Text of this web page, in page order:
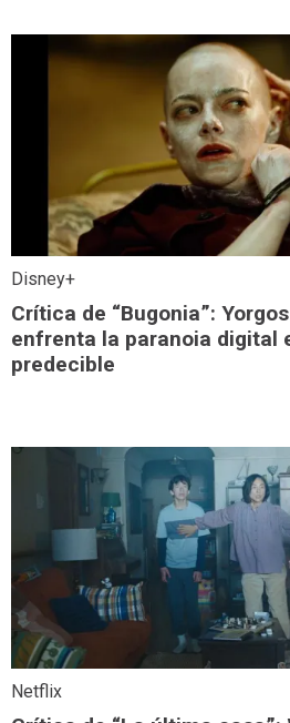
Disney+
Crítica de “Bugonia”:
enfrenta la paranoia digital
predecible
Netflix